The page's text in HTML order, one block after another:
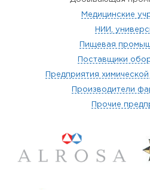
Медицинские
НИИ,
Пищевая
Поставщики
Предприятия
Производители
Прочие